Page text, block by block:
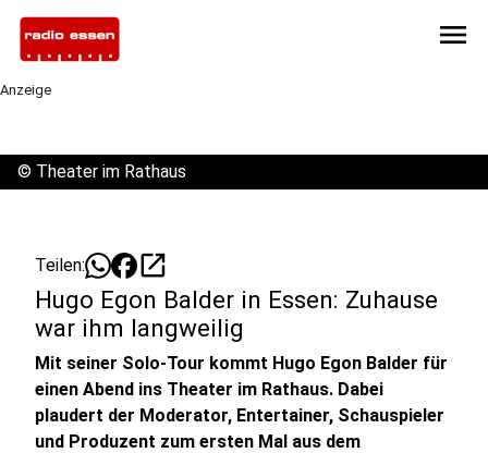
menu
Anzeige
© Theater im Rathaus
Teilen: open_in_new
Hugo Egon Balder in Essen: Zuhause
war ihm langweilig
Mit seiner Solo-Tour kommt Hugo Egon Balder für
einen Abend ins Theater im Rathaus. Dabei
plaudert der Moderator, Entertainer, Schauspieler
und Produzent zum ersten Mal aus dem